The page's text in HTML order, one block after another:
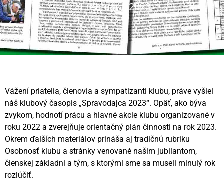
21 februára, 2023
Vážení priatelia, členovia a sympatizanti klubu, práve vyšiel
náš klubový časopis „Spravodajca 2023“. Opäť, ako býva
zvykom, hodnotí prácu a hlavné akcie klubu organizované v
roku 2022 a zverejňuje orientačný plán činnosti na rok 2023.
Okrem ďalších materiálov prináša aj tradičnú rubriku
Osobnosť klubu a stránky venované našim jubilantom,
členskej základni a tým, s ktorými sme sa museli minulý rok
rozlúčiť.